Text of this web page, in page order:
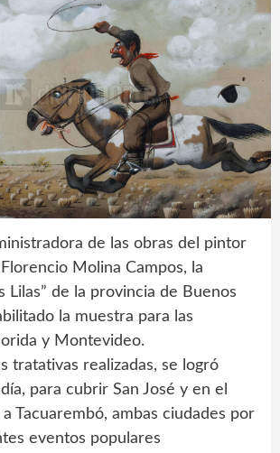
de las obras del pintor
Molina Campos, la
Lilas” de la provincia de Buenos
la muestra para las
y Montevideo.
tratativas realizadas, se logró
para cubrir San José y en el
Tacuarembó, ambas ciudades por
eventos populares